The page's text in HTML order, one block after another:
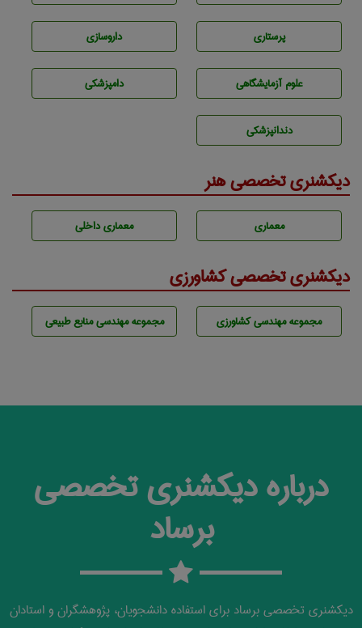
پرستاری داروسازی
علوم آزمايشگاهی دامپزشكی
دندانپزشكی
دیکشنری تخصصی هنر
معماری معماری داخلی
دیکشنری تخصصی کشاورزی
مجموعه مهندسی كشاورزی مجموعه مهندسی منابع طبيعی
درباره دیکشنری تخصصی
برساد
دیکشنری تخصصی برساد برای استفاده دانشجویان، پژوهشگران و استادان